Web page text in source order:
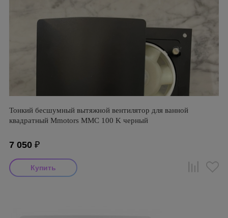
Тонкий бесшумный вытяжной вентилятор для ванной
квадратный Mmotors ММC 100 K черный
7 050 ₽